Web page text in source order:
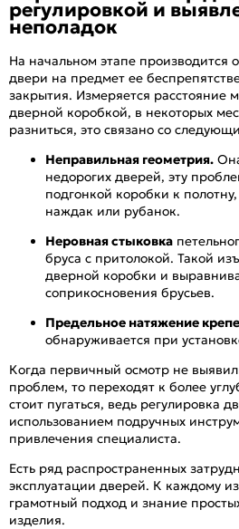
регулировкой и
неполадок
На начальном этапе производится
двери на предмет ее
закрытия. Измеряется расстояние
дверной коробкой, в некоторых
разниться, это связано со
Неправильная геометрия.
недорогих дверей, эту
подгонкой коробки к
наждак или рубанок.
Неровная стыковка
бруса с притолокой. Такой
дверной коробки и
соприкосновения брусьев.
Предельное натяжение
обнаруживается при
Когда первичный осмотр не
проблем, то переходят к более
стоит пугаться, ведь регулировка
использованием подручных
привлечения специалиста.
Есть ряд распространенных
эксплуатации дверей. К каждому
грамотный подход и знание
изделия.